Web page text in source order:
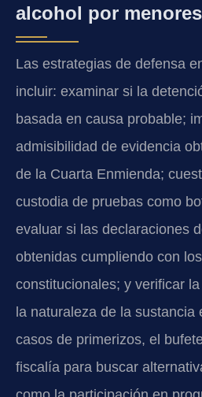
alcohol por
Las estrategias de defensa
incluir: examinar si la
basada en causa probable;
admisibilidad de evidencia
de la Cuarta Enmienda;
custodia de pruebas como
evaluar si las declaraciones
obtenidas cumpliendo con
constitucionales; y verificar
la naturaleza de la sustancia
casos de primerizos, el
fiscalía para buscar